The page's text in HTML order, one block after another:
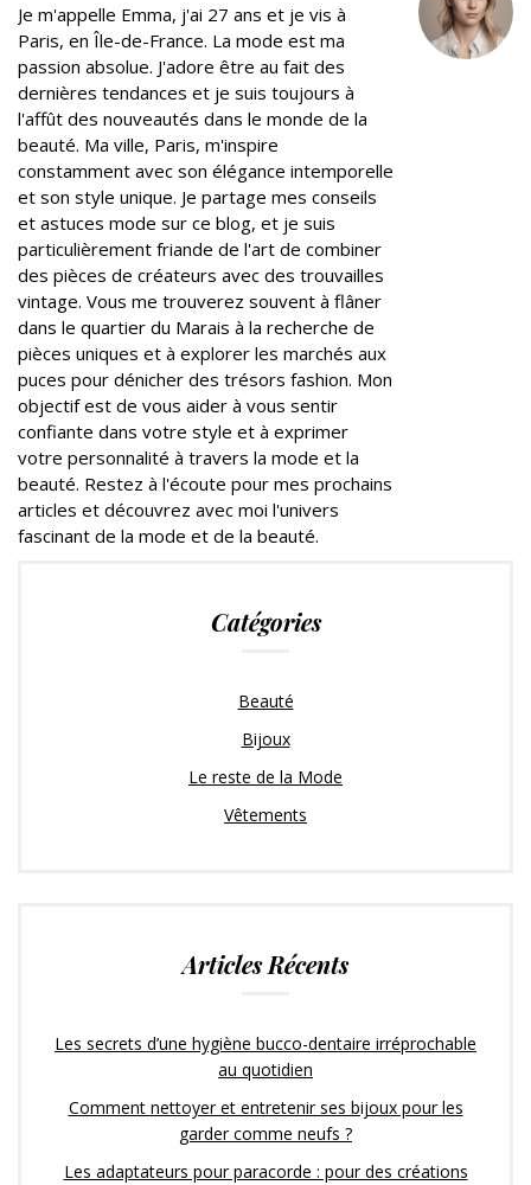
k
n
Je m'appelle Emma, j'ai 27 ans et je vis à
Paris, en Île-de-France. La mode est ma
passion absolue. J'adore être au fait des
dernières tendances et je suis toujours à
l'affût des nouveautés dans le monde de la
beauté. Ma ville, Paris, m'inspire
constamment avec son élégance intemporelle
et son style unique. Je partage mes conseils
et astuces mode sur ce blog, et je suis
particulièrement friande de l'art de combiner
des pièces de créateurs avec des trouvailles
vintage. Vous me trouverez souvent à flâner
dans le quartier du Marais à la recherche de
pièces uniques et à explorer les marchés aux
puces pour dénicher des trésors fashion. Mon
objectif est de vous aider à vous sentir
confiante dans votre style et à exprimer
votre personnalité à travers la mode et la
beauté. Restez à l'écoute pour mes prochains
articles et découvrez avec moi l'univers
fascinant de la mode et de la beauté.
Catégories
Beauté
Bijoux
Le reste de la Mode
Vêtements
Articles Récents
Les secrets d’une hygiène bucco-dentaire irréprochable
au quotidien
Comment nettoyer et entretenir ses bijoux pour les
garder comme neufs ?
Les adaptateurs pour paracorde : pour des créations